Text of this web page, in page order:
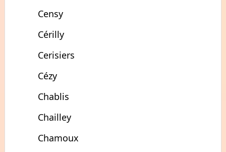
Censy
Cérilly
Cerisiers
Cézy
Chablis
Chailley
Chamoux